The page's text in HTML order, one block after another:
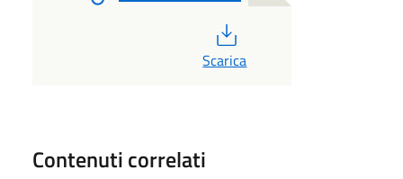
Scarica
Contenuti correlati